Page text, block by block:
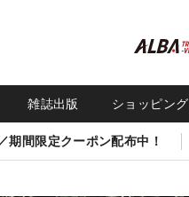
雑誌出版 ショッピング
期間限定クーポン配布中！